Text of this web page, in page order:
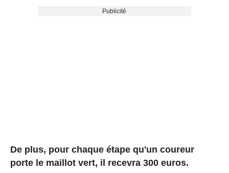
Publicité
De plus, pour chaque étape qu'un coureur
porte le maillot vert, il recevra 300 euros.